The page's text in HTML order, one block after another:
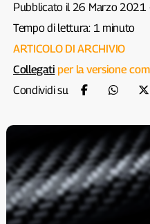
Pubblicato il 26 Marzo 2021
Tempo di lettura: 1 minuto
ARTICOLO DI ARCHIVIO
Collegati per la versione
Condividi su